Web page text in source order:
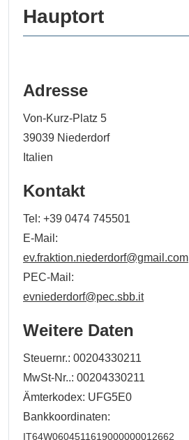
Hauptort
Adresse
Von-Kurz-Platz 5
39039 Niederdorf
Italien
Kontakt
Tel: +39 0474 745501
E-Mail:
ev.fraktion.niederdorf@gmail.com
PEC-Mail:
evniederdorf@pec.sbb.it
Weitere Daten
Steuernr.: 00204330211
MwSt-Nr..: 00204330211
Ämterkodex: UFG5E0
Bankkoordinaten:
IT64W0604511619000000012662